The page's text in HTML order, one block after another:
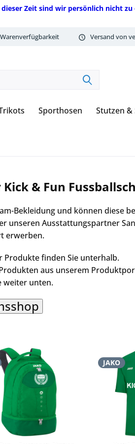
Zeit sind wir persönlich nicht
Versand von
Sporthosen Stutzen &
JAKO
& Fun
Bekleidung und können diese
unseren Ausstattungspartner
erwerben.
Produkte finden Sie unterhalb.
aus unserem
weiter unten.